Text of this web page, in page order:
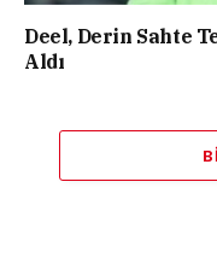
Deel, Derin Sahte
Aldı